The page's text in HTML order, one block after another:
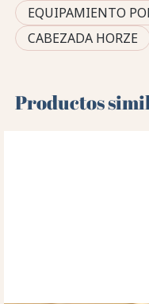
EQUIPAMIENTO
CABEZADA HORZE
Productos